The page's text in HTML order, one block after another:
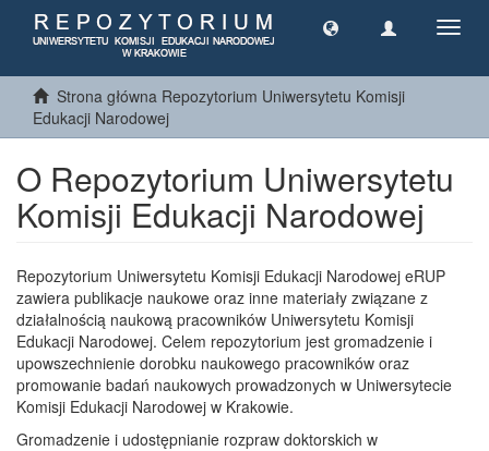
Strona główna Repozytorium Uniwersytetu Komisji
Edukacji Narodowej
O Repozytorium Uniwersytetu
Komisji Edukacji Narodowej
Repozytorium Uniwersytetu Komisji Edukacji Narodowej eRUP
zawiera publikacje naukowe oraz inne materiały związane z
działalnością naukową pracowników Uniwersytetu Komisji
Edukacji Narodowej. Celem repozytorium jest gromadzenie i
upowszechnienie dorobku naukowego pracowników oraz
promowanie badań naukowych prowadzonych w Uniwersytecie
Komisji Edukacji Narodowej w Krakowie.
Gromadzenie i udostępnianie rozpraw doktorskich w